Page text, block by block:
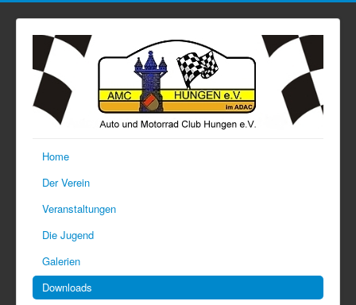
Home
Der Verein
Veranstaltungen
Die Jugend
Galerien
Downloads